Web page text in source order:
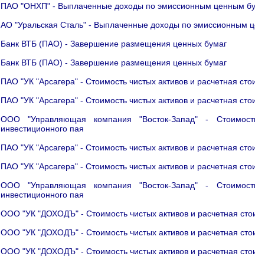
ПАО "ОНХП" - Выплаченные доходы по эмиссионным ценным
АО "Уральская Сталь" - Выплаченные доходы по эмиссионным
Банк ВТБ (ПАО) - Завершение размещения ценных бумаг
Банк ВТБ (ПАО) - Завершение размещения ценных бумаг
ПАО "УК "Арсагера" - Стоимость чистых активов и расчетная
ПАО "УК "Арсагера" - Стоимость чистых активов и расчетная
ООО "Управляющая компания "Восток-Запад" -
инвестиционного пая
ПАО "УК "Арсагера" - Стоимость чистых активов и расчетная
ПАО "УК "Арсагера" - Стоимость чистых активов и расчетная
ООО "Управляющая компания "Восток-Запад" -
инвестиционного пая
ООО "УК "ДОХОДЪ" - Стоимость чистых активов и расчетная
ООО "УК "ДОХОДЪ" - Стоимость чистых активов и расчетная
ООО "УК "ДОХОДЪ" - Стоимость чистых активов и расчетная